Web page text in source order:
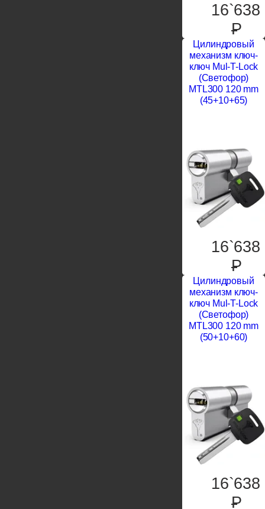
16`638
P
Цилиндровый
механизм ключ-
ключ Mul-T-Lock
(Светофор)
MTL300 120 mm
(45+10+65)
16`638
P
Цилиндровый
механизм ключ-
ключ Mul-T-Lock
(Светофор)
MTL300 120 mm
(50+10+60)
16`638
P